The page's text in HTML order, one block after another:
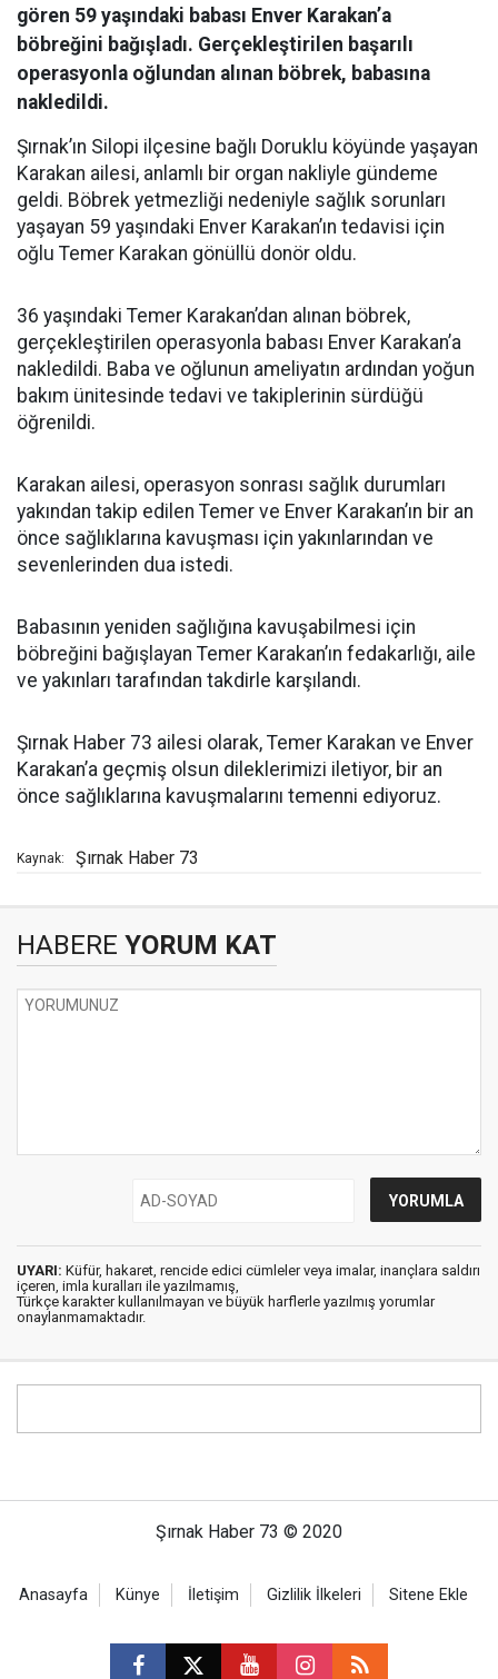
gören 59 yaşındaki babası Enver Karakan’a
böbreğini bağışladı. Gerçekleştirilen başarılı
operasyonla oğlundan alınan böbrek, babasına
nakledildi.
Şırnak’ın Silopi ilçesine bağlı Doruklu köyünde yaşayan
Karakan ailesi, anlamlı bir organ nakliyle gündeme
geldi. Böbrek yetmezliği nedeniyle sağlık sorunları
yaşayan 59 yaşındaki Enver Karakan’ın tedavisi için
oğlu Temer Karakan gönüllü donör oldu.
36 yaşındaki Temer Karakan’dan alınan böbrek,
gerçekleştirilen operasyonla babası Enver Karakan’a
nakledildi. Baba ve oğlunun ameliyatın ardından yoğun
bakım ünitesinde tedavi ve takiplerinin sürdüğü
öğrenildi.
Karakan ailesi, operasyon sonrası sağlık durumları
yakından takip edilen Temer ve Enver Karakan’ın bir an
önce sağlıklarına kavuşması için yakınlarından ve
sevenlerinden dua istedi.
Babasının yeniden sağlığına kavuşabilmesi için
böbreğini bağışlayan Temer Karakan’ın fedakarlığı, aile
ve yakınları tarafından takdirle karşılandı.
Şırnak Haber 73 ailesi olarak, Temer Karakan ve Enver
Karakan’a geçmiş olsun dileklerimizi iletiyor, bir an
önce sağlıklarına kavuşmalarını temenni ediyoruz.
Kaynak: Şırnak Haber 73
HABERE YORUM KAT
UYARI: Küfür, hakaret, rencide edici cümleler veya imalar, inançlara saldırı
içeren, imla kuralları ile yazılmamış,
Türkçe karakter kullanılmayan ve büyük harflerle yazılmış yorumlar
onaylanmamaktadır.
Şırnak Haber 73 © 2020
Anasayfa Künye İletişim Gizlilik İlkeleri Sitene Ekle